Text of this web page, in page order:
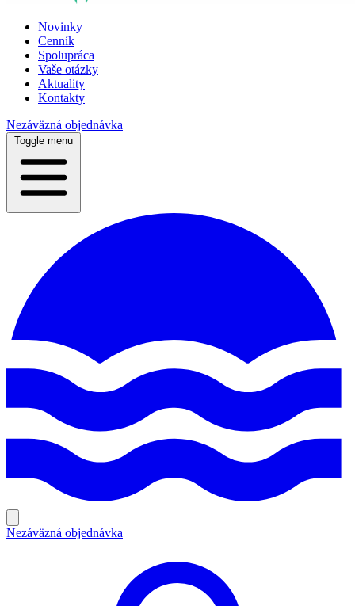
Novinky
Cenník
Spolupráca
Vaše otázky
Aktuality
Kontakty
Nezáväzná objednávka
Toggle menu
Nezáväzná objednávka